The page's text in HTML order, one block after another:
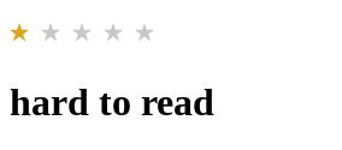
hard to read